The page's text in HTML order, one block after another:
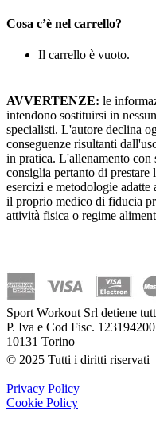
Cosa c’è nel carrello?
Il carrello è vuoto.
AVVERTENZE: le
intendono sostituirsi in
specialisti. L'autore declina
conseguenze risultanti
in pratica. L'allenamento con
consiglia pertanto di prestare
esercizi e metodologie
il proprio medico di fiducia
attività fisica o regime
Sport Workout Srl detiene
P. Iva e Cod Fisc.
10131 Torino
© 2025 Tutti i diritti riservati
Privacy Policy
Cookie Policy